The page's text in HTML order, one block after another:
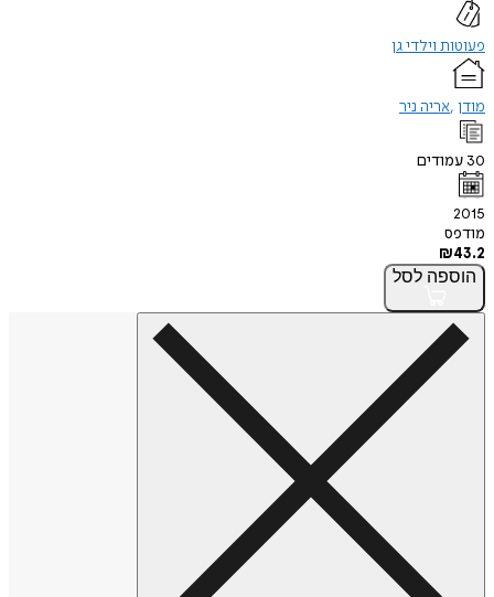
פעוטות וילדי גן
מודן אריה ניר
30 עמודים
2015
מודפס
₪43.2
הוספה לסל